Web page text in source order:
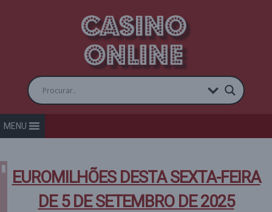
MENU
EUROMILHÕES DESTA SEXTA-FEIRA
DE 5 DE SETEMBRO DE 2025